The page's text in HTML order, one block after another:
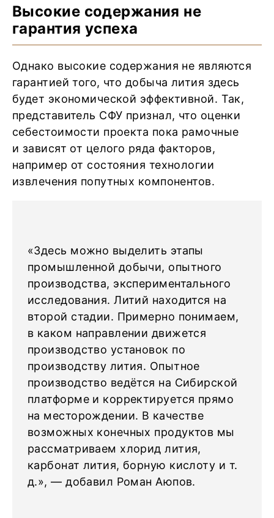
Высокие содержания не
гарантия успеха
Однако высокие содержания не являются
гарантией того, что добыча лития здесь
будет экономической эффективной. Так,
представитель СФУ признал, что оценки
себестоимости проекта пока рамочные
и зависят от целого ряда факторов,
например от состояния технологии
извлечения попутных компонентов.
«Здесь можно выделить этапы
промышленной добычи, опытного
производства, экспериментального
исследования. Литий находится на
второй стадии. Примерно понимаем,
в каком направлении движется
производство установок по
производству лития. Опытное
производство ведётся на Сибирской
платформе и корректируется прямо
на месторождении. В качестве
возможных конечных продуктов мы
рассматриваем хлорид лития,
карбонат лития, борную кислоту и т.
д.», — добавил Роман Аюпов.